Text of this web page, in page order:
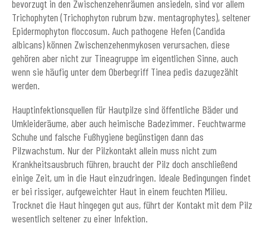
bevorzugt in den Zwischenzehenräumen ansiedeln, sind vor allem
Trichophyten (Trichophyton rubrum bzw. mentagrophytes), seltener
Epidermophyton floccosum. Auch pathogene Hefen (Candida
albicans) können Zwischenzehenmykosen verursachen, diese
gehören aber nicht zur Tineagruppe im eigentlichen Sinne, auch
wenn sie häufig unter dem Oberbegriff Tinea pedis dazugezählt
werden.
Hauptinfektionsquellen für Hautpilze sind öffentliche Bäder und
Umkleideräume, aber auch heimische Badezimmer. Feuchtwarme
Schuhe und falsche Fußhygiene begünstigen dann das
Pilzwachstum. Nur der Pilzkontakt allein muss nicht zum
Krankheitsausbruch führen, braucht der Pilz doch anschließend
einige Zeit, um in die Haut einzudringen. Ideale Bedingungen findet
er bei rissiger, aufgeweichter Haut in einem feuchten Milieu.
Trocknet die Haut hingegen gut aus, führt der Kontakt mit dem Pilz
wesentlich seltener zu einer Infektion.